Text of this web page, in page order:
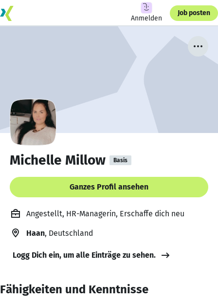
Anmelden
Job posten
Michelle Millow Basis
Ganzes Profil ansehen
Angestellt, HR-Managerin, Erschaffe dich neu
Haan, Deutschland
Logg Dich ein, um alle Einträge zu sehen.
Fähigkeiten und Kenntnisse